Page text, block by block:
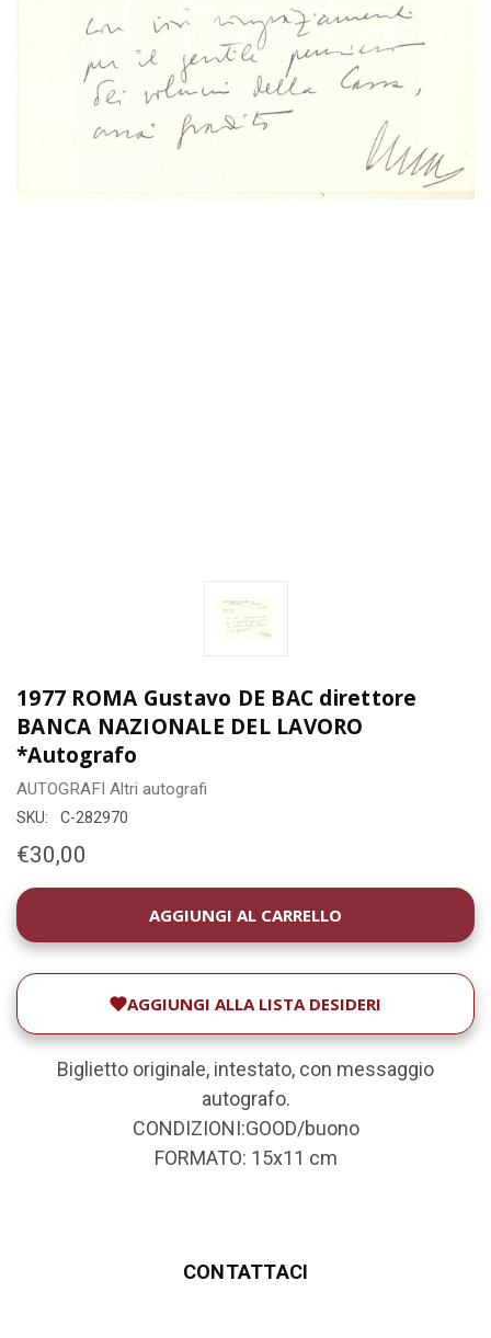
1977 ROMA Gustavo DE BAC direttore
BANCA NAZIONALE DEL LAVORO
*Autografo
AUTOGRAFI Altri autografi
SKU: C-282970
€30,00
DISPONIBILITÀ
ATTUALE:
AGGIUNGI ALLA LISTA DESIDERI
Biglietto originale, intestato, con messaggio
autografo.
CONDIZIONI:GOOD/buono
FORMATO: 15x11 cm
CONTATTACI